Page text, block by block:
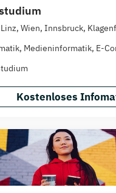
Wien, Innsbruck,
Medieninformatik, E-
Kostenloses